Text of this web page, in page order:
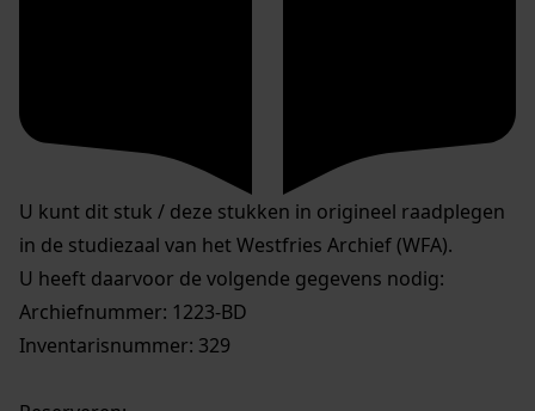
U kunt dit stuk / deze stukken in origineel raadplegen
in de studiezaal van het Westfries Archief (WFA).
U heeft daarvoor de volgende gegevens nodig:
Archiefnummer: 1223-BD
Inventarisnummer: 329